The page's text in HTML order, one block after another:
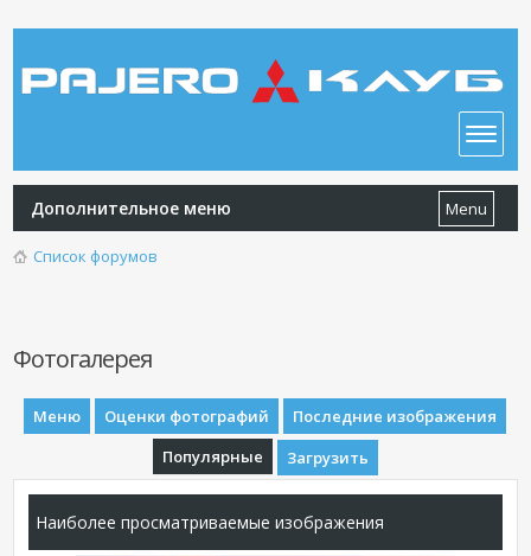
Дополнительное меню Menu
Список форумов
Фотогалерея
Меню Оценки фотографий
Последние изображения
Популярные
Загрузить
Наиболее просматриваемые изображения